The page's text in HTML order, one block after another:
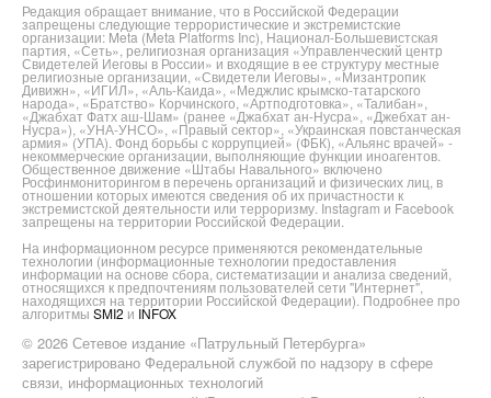
Редакция обращает внимание, что в Российской Федерации
запрещены следующие террористические и экстремистские
организации: Meta (Meta Platforms Inc), Национал-Большевистская
партия, «Сеть», религиозная организация «Управленческий центр
Свидетелей Иеговы в России» и входящие в ее структуру местные
религиозные организации, «Свидетели Иеговы», «Мизантропик
Дивижн», «ИГИЛ», «Аль-Каида», «Меджлис крымско-татарского
народа», «Братство» Корчинского, «Артподготовка», «Талибан»,
«Джабхат Фатх аш-Шам» (ранее «Джабхат ан-Нусра», «Джебхат ан-
Нусра»), «УНА-УНСО», «Правый сектор», «Украинская повстанческая
армия» (УПА). Фонд борьбы с коррупцией» (ФБК), «Альянс врачей» -
некоммерческие организации, выполняющие функции иноагентов.
Общественное движение «Штабы Навального» включено
Росфинмониторингом в перечень организаций и физических лиц, в
отношении которых имеются сведения об их причастности к
экстремистской деятельности или терроризму. Instagram и Facebook
запрещены на территории Российской Федерации.
На информационном ресурсе применяются рекомендательные
технологии (информационные технологии предоставления
информации на основе сбора, систематизации и анализа сведений,
относящихся к предпочтениям пользователей сети "Интернет",
находящихся на территории Российской Федерации). Подробнее про
алгоритмы SMI2 и INFOX
© 2026 Сетевое издание «Патрульный Петербурга»
зарегистрировано Федеральной службой по надзору в сфере
связи, информационных технологий